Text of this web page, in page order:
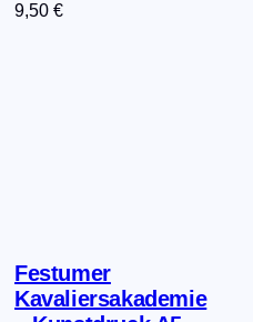
9,50€
Festumer
Kavaliersakademie